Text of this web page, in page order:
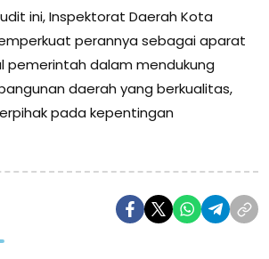
ini, Inspektorat Daerah Kota
perannya sebagai aparat
pemerintah dalam mendukung
daerah yang berkualitas,
pada kepentingan